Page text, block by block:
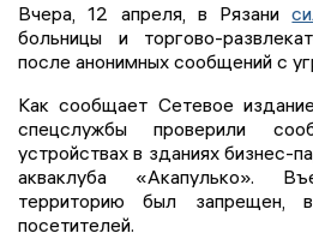
Вчера, 12 апреля, в Рязани
больницы и торгово-
после анонимных сообщений с
Как сообщает Сетевое издание
спецслужбы проверили
устройствах в зданиях бизнес-
акваклуба «Акапулько».
территорию был запрещен,
посетителей.